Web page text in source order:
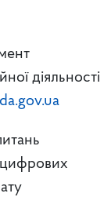
діяльності
цифрових